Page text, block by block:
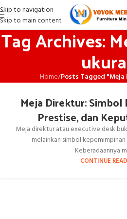
Skip to navigation
Skip to main content
Tag Archives:
Home/Posts Tagged
Meja Direktur:
Prestise, dan
Meja direktur atau executive desk
melainkan simbol
Keberadaannya
CONTINUE